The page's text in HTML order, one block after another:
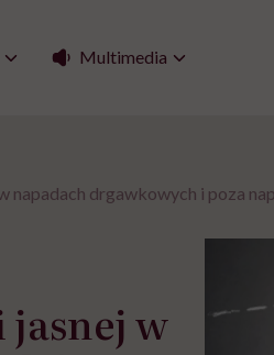
Multimedia
napadach drgawkowych i poza
w